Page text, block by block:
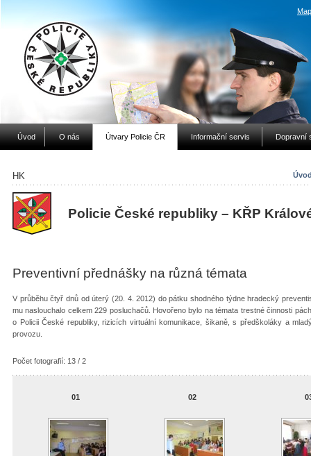
Úvod O nás Útvary Policie ČR Informační servis Dopravní
HK
Policie České republiky – KŘP
Preventivní přednášky na různá témata
V průběhu čtyř dnů od úterý (20. 4. 2012) do pátku shodného týdne hradecký
mu naslouchalo celkem 229 posluchačů. Hovořeno bylo na témata trestné činnosti
o Policii České republiky, rizicích virtuální komunikace, šikaně, s předškoláky a
provozu.
Počet fotografií: 13 / 2
01 02